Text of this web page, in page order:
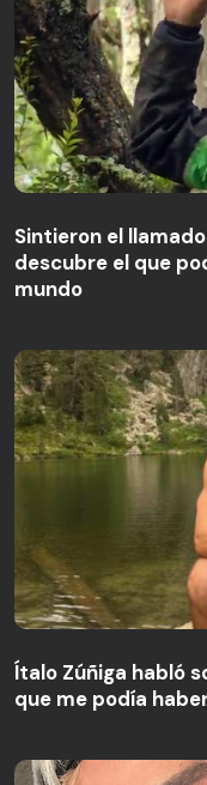
descubre el que
mundo
Sintieron el
descubre el que
mundo
Ítalo Zúñiga habló
que me podía